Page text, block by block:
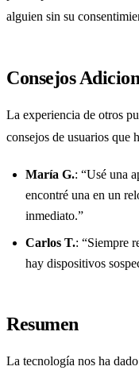
alguien sin su
Consejos
La experiencia de otros
consejos de usuarios que
María G.: “Usé una
encontré una en un
inmediato.”
Carlos T.: “Siempre
hay dispositivos
Resumen
La tecnología nos ha